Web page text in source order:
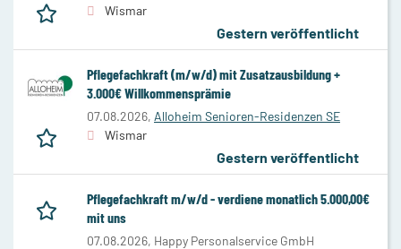
Wismar
Gestern veröffentlicht
Pflegefachkraft (m/w/d) mit Zusatzausbildung +
3.000€ Willkommensprämie
07.08.2026, Alloheim Senioren-Residenzen SE
Wismar
Gestern veröffentlicht
Pflegefachkraft m/w/d - verdiene monatlich 5.000,00€
mit uns
07.08.2026, Happy Personalservice GmbH